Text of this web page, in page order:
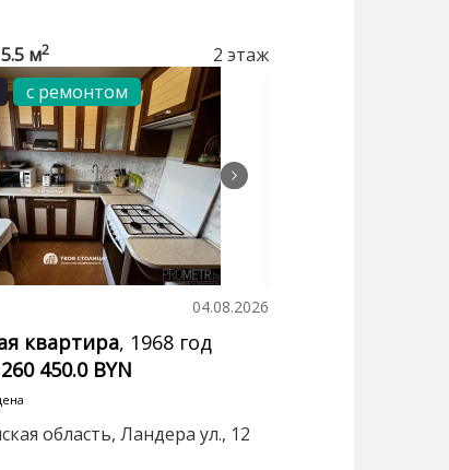
м2
2 этаж
с ремонтом
04.08.2026
квартира, 1968 год
260 450.0 BYN
область, Ландера ул., 12